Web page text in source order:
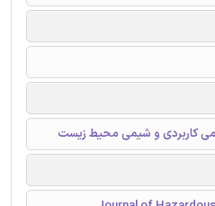
کاربردی و شیمی محیط زیست